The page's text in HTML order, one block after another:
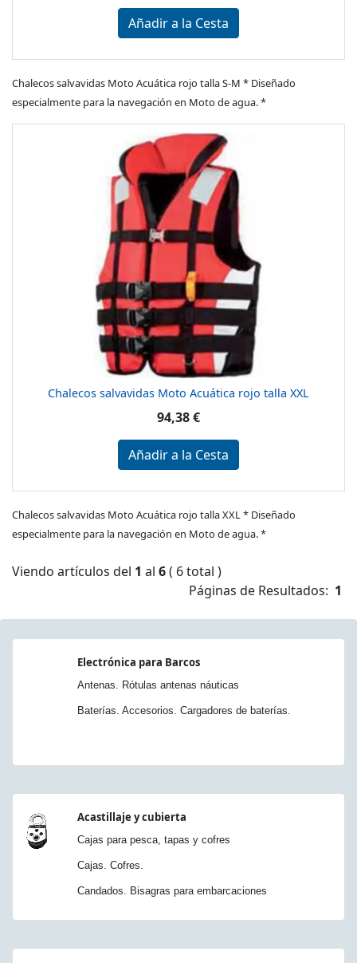
Añadir a la Cesta
Chalecos salvavidas Moto Acuática rojo talla S-M * Diseñado
especialmente para la navegación en Moto de agua. *
Chalecos salvavidas Moto Acuática rojo talla XXL
94,38 €
Añadir a la Cesta
Chalecos salvavidas Moto Acuática rojo talla XXL * Diseñado
especialmente para la navegación en Moto de agua. *
Viendo artículos del 1 al 6( 6 total )
Páginas de Resultados: 1
Electrónica para Barcos
Antenas. Rótulas antenas náuticas
Baterías. Accesorios. Cargadores de baterías.
Acastillaje y cubierta
Cajas para pesca, tapas y cofres
Cajas. Cofres.
Candados. Bisagras para embarcaciones